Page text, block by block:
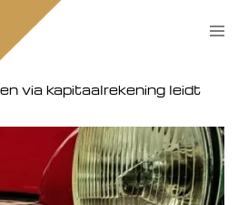
via kapitaalrekening leidt